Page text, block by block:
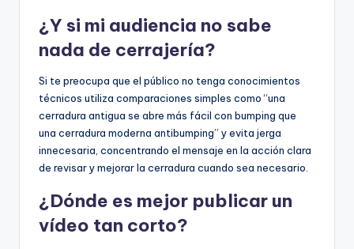
¿Y si mi audiencia no sabe
nada de cerrajería?
Si te preocupa que el público no tenga conocimientos
técnicos utiliza comparaciones simples como “una
cerradura antigua se abre más fácil con bumping que
una cerradura moderna antibumping” y evita jerga
innecesaria, concentrando el mensaje en la acción clara
de revisar y mejorar la cerradura cuando sea necesario.
¿Dónde es mejor publicar un
vídeo tan corto?